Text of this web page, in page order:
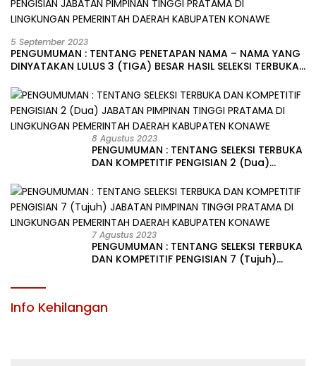
5 September 2023
PENGUMUMAN : TENTANG PENETAPAN NAMA – NAMA YANG
DINYATAKAN LULUS 3 (TIGA) BESAR HASIL SELEKSI TERBUKA
LINGKUNGAN PEMERINTAH DAERAH KABUPATEN KONAWE
8 Agustus 2023
PENGUMUMAN : TENTANG SELEKSI TERBUKA
DAN KOMPETITIF PENGISIAN 2 (Dua)
LINGKUNGAN PEMERINTAH DAERAH
KABUPATEN KONAWE
7 Agustus 2023
PENGUMUMAN : TENTANG SELEKSI TERBUKA
DAN KOMPETITIF PENGISIAN 7 (Tujuh)
Info Kehilangan